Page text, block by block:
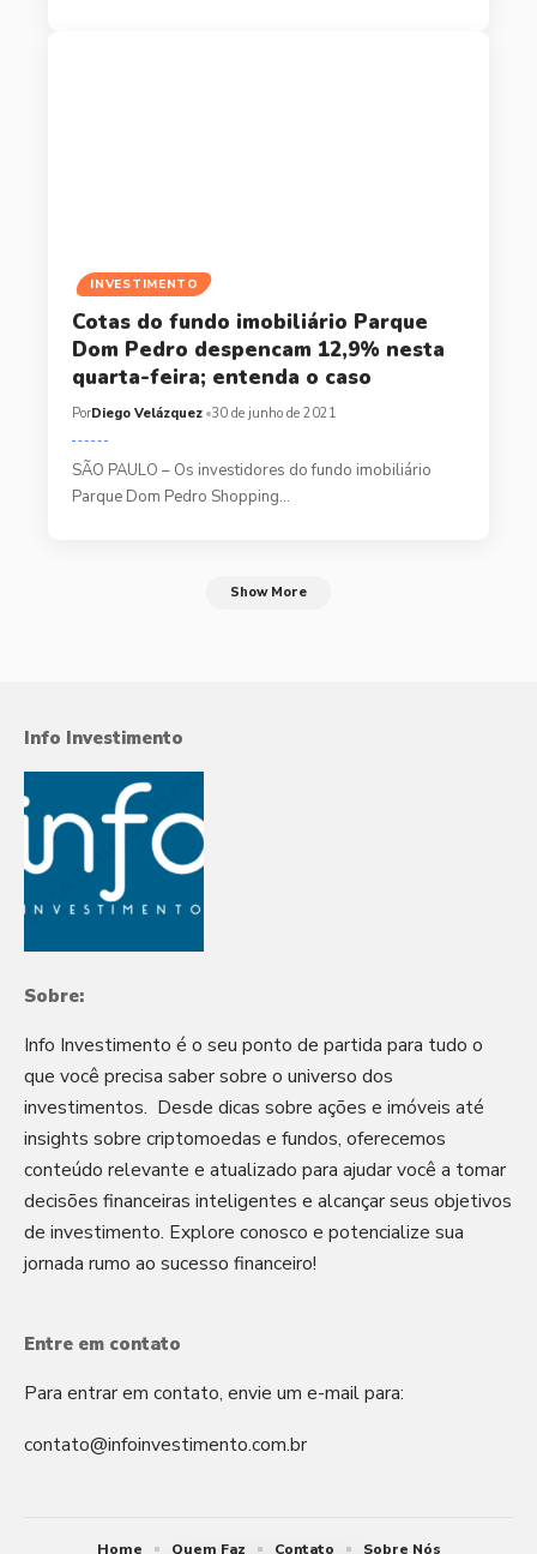
INVESTIMENTO
Cotas do fundo imobiliário Parque
Dom Pedro despencam 12,9% nesta
quarta-feira; entenda o caso
PorDiego Velázquez 30 de junho de 2021
SÃO PAULO – Os investidores do fundo imobiliário
Parque Dom Pedro Shopping…
Show More
Info Investimento
Sobre:
Info Investimento é o seu ponto de partida para tudo o
que você precisa saber sobre o universo dos
investimentos. Desde dicas sobre ações e imóveis até
insights sobre criptomoedas e fundos, oferecemos
conteúdo relevante e atualizado para ajudar você a tomar
decisões financeiras inteligentes e alcançar seus objetivos
de investimento. Explore conosco e potencialize sua
jornada rumo ao sucesso financeiro!
Entre em contato
Para entrar em contato, envie um e-mail para:
contato@infoinvestimento.com.br
Home Quem Faz Contato Sobre Nós